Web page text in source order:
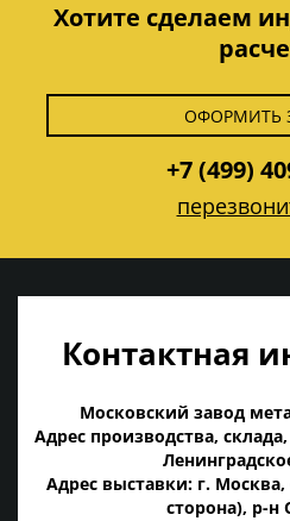
Хотите сделаем
ОФОРМИТЬ
+7 (499)
Контактная
Московский завод
Адрес производства,
Адрес выставки: г.
сторона), р-н